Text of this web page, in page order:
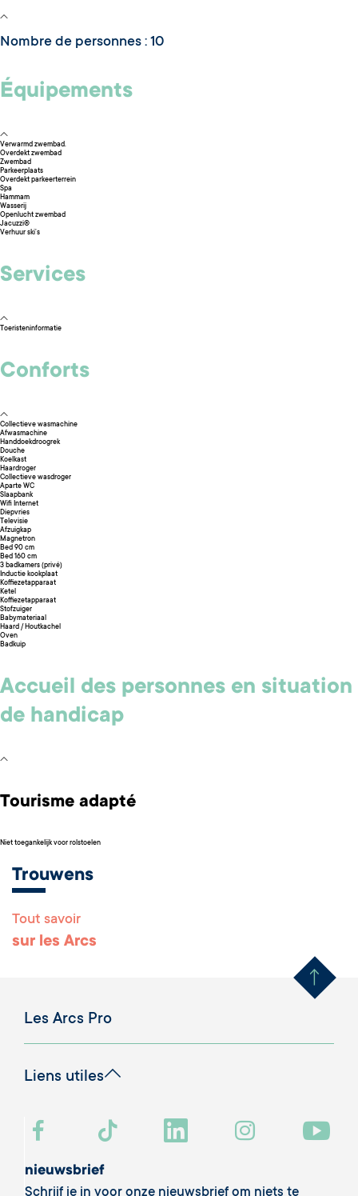
Nombre de personnes : 10
Équipements
Verwarmd zwembad.
Overdekt zwembad
Zwembad
Parkeerplaats
Overdekt parkeerterrein
Spa
Hammam
Wasserij
Openlucht zwembad
Jacuzzi®
Verhuur ski’s
Services
Toeristeninformatie
Conforts
Collectieve wasmachine
Afwasmachine
Handdoekdroogrek
Douche
Koelkast
Haardroger
Collectieve wasdroger
Aparte WC
Slaapbank
Wifi Internet
Diepvries
Televisie
Afzuigkap
Magnetron
Bed 90 cm
Bed 160 cm
3 badkamers (privé)
Inductie kookplaat
Koffiezetapparaat
Ketel
Koffiezetapparaat
Stofzuiger
Babymateriaal
Haard / Houtkachel
Oven
Badkuip
Accueil des personnes en situation
de handicap
Tourisme adapté
Niet toegankelijk voor rolstoelen
Trouwens
Tout savoir
sur les Arcs Remonter
Les Arcs Pro
Liens utiles
nieuwsbrief